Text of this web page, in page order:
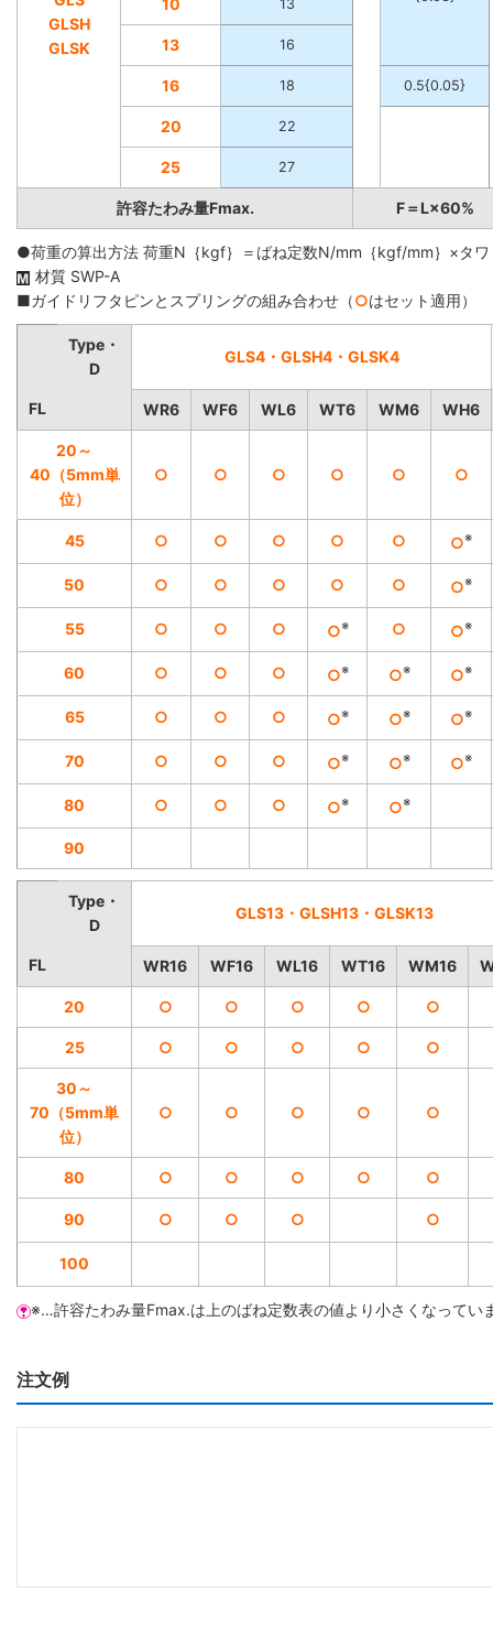
GLSH
GLSK
13
13 16
16 18 0.5{0.05}
20 22
25 27
許容たわみ量Fmax. F＝L×60%
●荷重の算出方法 荷重N｛kgf｝＝ばね定数N/mm｛kgf/mm｝×タ
材質 SWP-A
■ガイドリフタピンとスプリングの組み合わせ（○はセット適用）
Type・
D
GLS4・GLSH4・GLSK4
FL WR6 WF6 WL6 WT6 WM6 WH6
20～
40（5mm単
位）
○ ○ ○ ○ ○ ○
45 ○ ○ ○ ○ ○ ○※
50 ○ ○ ○ ○ ○ ○※
55 ○ ○ ○ ○※ ○ ○※
60 ○ ○ ○ ○※ ○※ ○※
65 ○ ○ ○ ○※ ○※ ○※
70 ○ ○ ○ ○※ ○※ ○※
80 ○ ○ ○ ○※ ○※
90
Type・
D
GLS13・GLSH13・GLSK13
FL WR16 WF16 WL16 WT16 WM16
20 ○ ○ ○ ○ ○
25 ○ ○ ○ ○ ○
30～
70（5mm単
位）
○ ○ ○ ○ ○
80 ○ ○ ○ ○ ○
90 ○ ○ ○ ○
100
※…許容たわみ量Fmax.は上のばね定数表の値より小さくなってい
注文例